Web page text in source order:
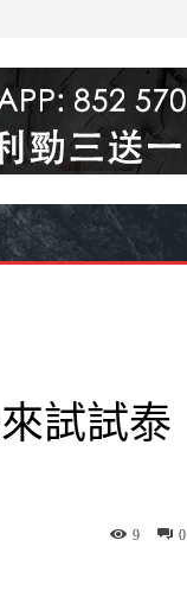
試試泰
0
9